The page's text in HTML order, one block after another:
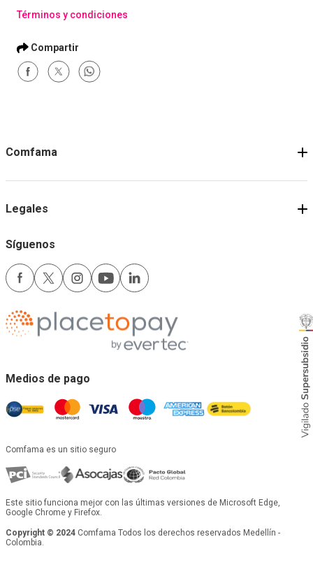
Términos y condiciones
Comfama
Legales
Síguenos
Medios de pago
Comfama es un sitio seguro
Este sitio funciona mejor con las últimas versiones de Microsoft Edge,
Google Chrome y Firefox.
Copyright © 2024 Comfama Todos los derechos reservados Medellín -
Colombia.